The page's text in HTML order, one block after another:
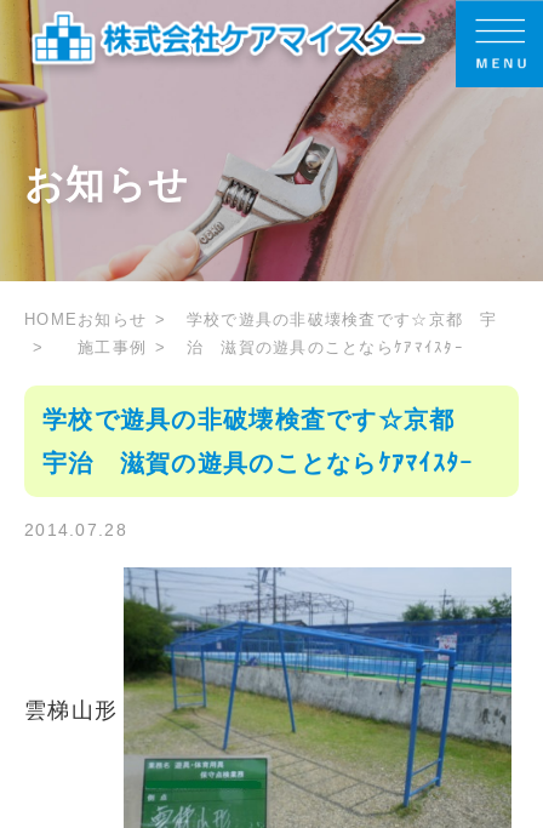
お知らせ
HOME お知らせ
施工事例
学校で遊具の非破壊検査です☆京都 宇
治 滋賀の遊具のことならｹｱﾏｲｽﾀｰ
学校で遊具の非破壊検査です☆京都
宇治 滋賀の遊具のことならｹｱﾏｲｽﾀｰ
2014.07.28
雲梯山形